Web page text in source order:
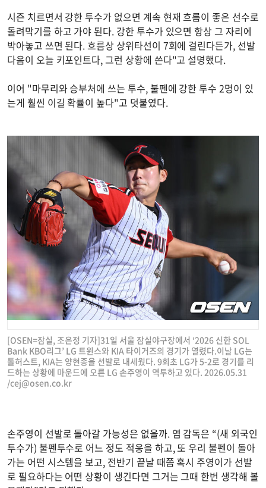
시즌 치르면서 강한 투수가 없으면 계속 현재 흐름이 좋은 선수로
돌려막기를 하고 가야 된다. 강한 투수가 있으면 항상 그 자리에
박아놓고 쓰면 된다. 흐름상 상위타선이 7회에 걸린다든가, 선발
다음이 오늘 키포인트다, 그런 상황에 쓴다"고 설명했다.
이어 "마무리와 승부처에 쓰는 투수, 불펜에 강한 투수 2명이 있
는게 훨씬 이길 확률이 높다"고 덧붙였다.
[OSEN=잠실, 조은정 기자]31일 서울 잠실야구장에서 ‘2026 신한 SOL
Bank KBO리그’ LG 트윈스와 KIA 타이거즈의 경기가 열렸다.이날 LG는
톨허스트, KIA는 양현종을 선발로 내세웠다. 9회초 LG가 5-2로 경기를 리
드하는 상황에 마운드에 오른 LG 손주영이 역투하고 있다. 2026.05.31
/cej@osen.co.kr
손주영이 선발로 돌아갈 가능성은 없을까. 염 감독은 “(새 외국인
투수가) 불펜투수로 어느 정도 적응을 하고, 또 우리 불펜이 돌아
가는 어떤 시스템을 보고, 전반기 끝날 때쯤 혹시 주영이가 선발
로 필요하다는 어떤 상황이 생긴다면 그거는 그때 한번 생각해 볼